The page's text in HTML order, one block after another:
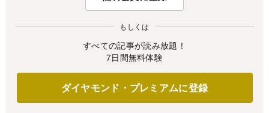
もしくは
すべての記事が読み放題！
7日間無料体験
ダイヤモンド・プレミアムに登録